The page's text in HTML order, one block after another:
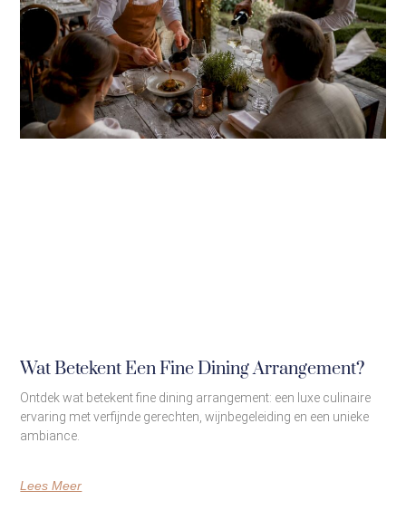
Wat Betekent Een Fine Dining Arrangement?
Ontdek wat betekent fine dining arrangement: een luxe culinaire
ervaring met verfijnde gerechten, wijnbegeleiding en een unieke
ambiance.
Lees Meer